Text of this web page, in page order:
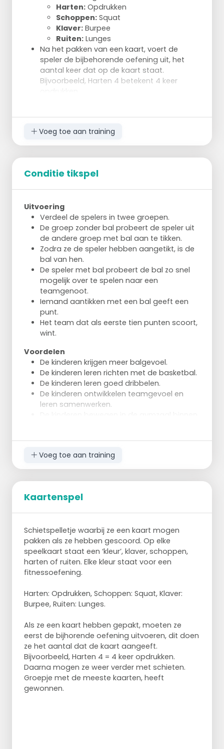
Harten: Opdrukken
Schoppen: Squat
Klaver: Burpee
Ruiten: Lunges
Na het pakken van een kaart, voert de
speler de bijbehorende oefening uit, het
aantal keer dat op de kaart staat.
Bijvoorbeeld, Harten 4 betekent 4 keer
Voeg toe aan training
Conditie tikspel
Uitvoering
Verdeel de spelers in twee groepen.
De groep zonder bal probeert de speler uit
de andere groep met bal aan te tikken.
Zodra ze de speler hebben aangetikt, is de
bal van hen.
De speler met bal probeert de bal zo snel
mogelijk over te spelen naar een
teamgenoot.
Iemand aantikken met een bal geeft een
punt.
Het team dat als eerste tien punten scoort,
wint.
Voordelen
De kinderen krijgen meer balgevoel.
De kinderen leren richten met de basketbal.
De kinderen leren goed dribbelen.
De kinderen ontwikkelen teamgevoel en
leren samenwerken.
Ideaal voor
Trainingen
Voeg toe aan training
Kaartenspel
Schietspelletje waarbij ze een kaart mogen
pakken als ze hebben gescoord. Op elke
speelkaart staat een ‘kleur’, klaver, schoppen,
harten of ruiten. Elke kleur staat voor een
fitnessoefening.
Harten: Opdrukken, Schoppen: Squat, Klaver:
Burpee, Ruiten: Lunges.
Als ze een kaart hebben gepakt, moeten ze
eerst de bijhorende oefening uitvoeren, dit doen
ze het aantal dat de kaart aangeeft.
Bijvoorbeeld, Harten 4 = 4 keer opdrukken.
Daarna mogen ze weer verder met schieten.
Groepje met de meeste kaarten, heeft
gewonnen.